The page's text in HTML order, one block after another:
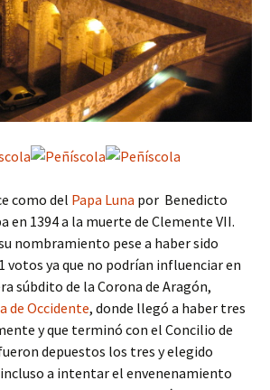
como del Papa Luna por Benedicto
en 1394 a la muerte de Clemente VII.
nombramiento pese a haber sido
votos ya que no podrían influenciar en
súbdito de la Corona de Aragón,
de Occidente, donde llegó a haber tres
y que terminó con el Concilio de
depuestos los tres y elegido
a intentar el envenenamiento